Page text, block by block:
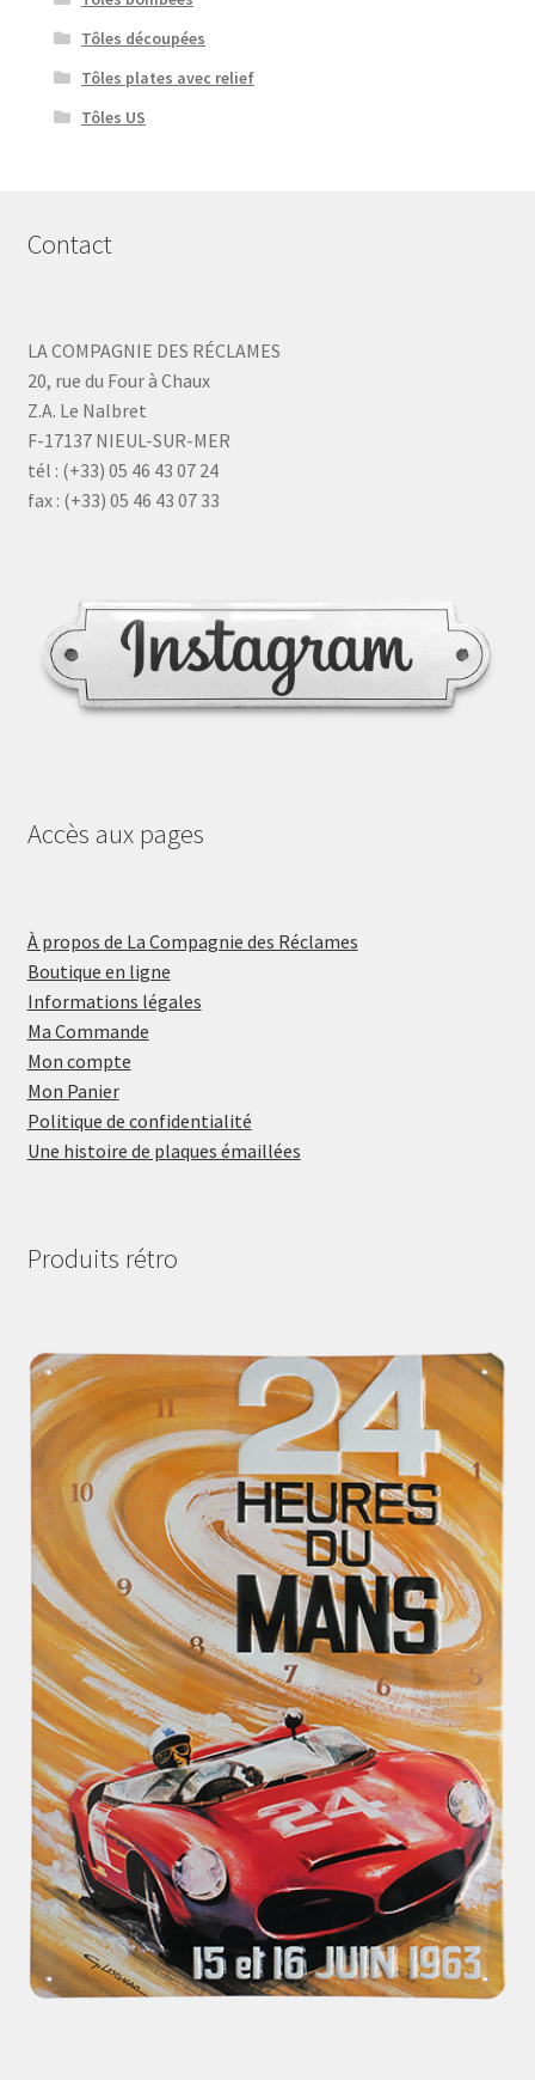
Tôles découpées
Tôles plates avec relief
Tôles US
Contact
LA COMPAGNIE DES RÉCLAMES
20, rue du Four à Chaux
Z.A. Le Nalbret
F-17137 NIEUL-SUR-MER
tél : (+33) 05 46 43 07 24
fax : (+33) 05 46 43 07 33
Accès aux pages
À propos de La Compagnie des Réclames
Boutique en ligne
Informations légales
Ma Commande
Mon compte
Mon Panier
Politique de confidentialité
Une histoire de plaques émaillées
Produits rétro